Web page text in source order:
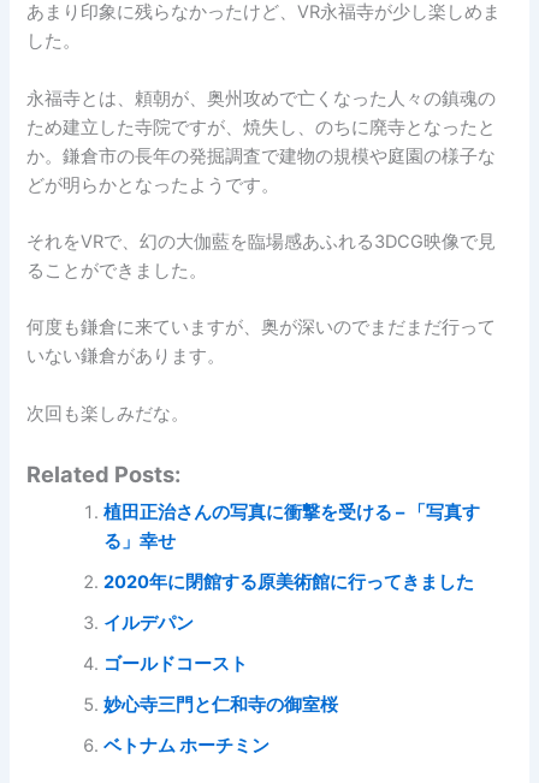
あまり印象に残らなかったけど、VR永福寺が少し楽しめま
した。
永福寺とは、頼朝が、奥州攻めで亡くなった人々の鎮魂の
ため建立した寺院ですが、焼失し、のちに廃寺となったと
か。鎌倉市の長年の発掘調査で建物の規模や庭園の様子な
どが明らかとなったようです。
それをVRで、幻の大伽藍を臨場感あふれる3DCG映像で見
ることができました。
何度も鎌倉に来ていますが、奥が深いのでまだまだ行って
いない鎌倉があります。
次回も楽しみだな。
Related Posts:
植田正治さんの写真に衝撃を受ける – 「写真す
る」幸せ
2020年に閉館する原美術館に行ってきました
イルデパン
ゴールドコースト
妙心寺三門と仁和寺の御室桜
ベトナム ホーチミン